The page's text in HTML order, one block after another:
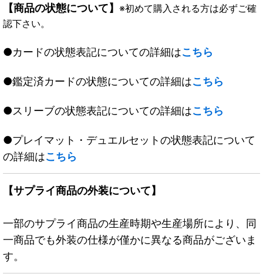
【商品の状態について】 ※初めて購入される方は必ずご確
認下さい。
●カードの状態表記についての詳細はこちら
●鑑定済カードの状態についての詳細はこちら
●スリーブの状態表記についての詳細はこちら
●プレイマット・デュエルセットの状態表記について
の詳細はこちら
【サプライ商品の外装について】
一部のサプライ商品の生産時期や生産場所により、同
一商品でも外装の仕様が僅かに異なる商品がございま
す。